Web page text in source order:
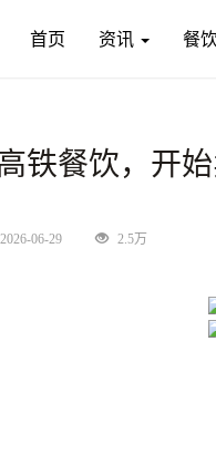
首页 (current)
资讯 餐
铁餐饮，开
2026-06-29 2.5万